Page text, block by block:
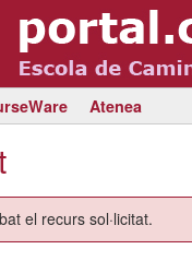
Atenea
el recurs sol·licitat.